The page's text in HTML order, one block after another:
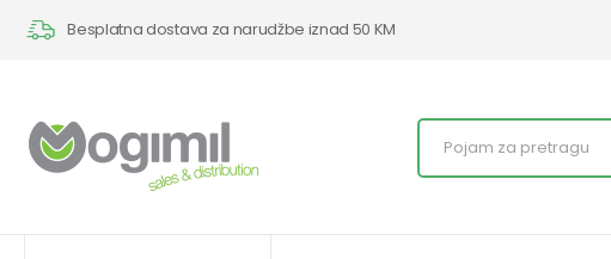
Besplatna dostava za narudžbe iznad 50 KM